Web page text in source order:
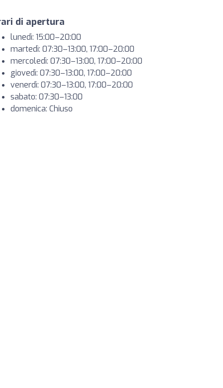
di apertura
lunedì: 15:00–20:00
martedì: 07:30–13:00, 17:00–20:00
mercoledì: 07:30–13:00, 17:00–20:00
giovedì: 07:30–13:00, 17:00–20:00
venerdì: 07:30–13:00, 17:00–20:00
sabato: 07:30–13:00
domenica: Chiuso